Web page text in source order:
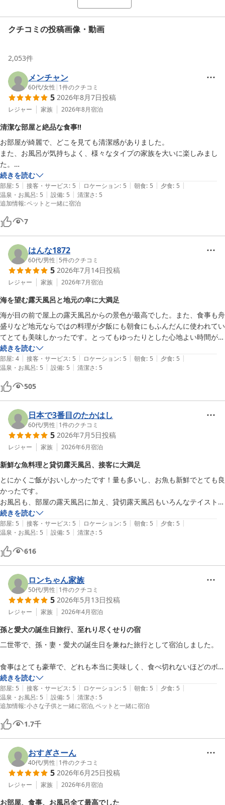
クチコミの投稿画像・動画
2,053件
メンチャン
60代/女性 | 1件のクチコミ
5 2026年8月7日投稿
レジャー 家族 2026年8月宿泊
清潔な部屋と絶品な食事‼️
お部屋が綺麗で、どこを見ても清潔感がありました。
また、お風呂が気持ちよく、様々なタイプの家族を大いに楽しみまし
た。
何よりも、食事が最高でした。何を食べても美味しい‼️
花火会場までバスで送迎してくださり、最前列で大きな花火を観ること
ができました。
最高に幸せなひと時でした。
続きを読む
部屋: 5 | 接客・サービス: 5 | ロケーション: 5 | 朝食: 5 | 夕食: 5 |
温泉・お風呂: 5 | 設備: 5 | 清潔さ: 5
追加情報:ペットと一緒に宿泊
7
はんな1872
60代/男性 | 5件のクチコミ
5 2026年7月14日投稿
レジャー 家族 2026年7月宿泊
海を望む露天風呂と地元の幸に大満足
海が目の前で屋上の露天風呂からの景色が最高でした。また、食事も舟
盛りなど地元ならではの料理が夕飯にも朝食にもふんだんに使われてい
てとても美味しかったです。とってもゆったりとした心地よい時間が過
ごせました。
続きを読む
部屋: 4 | 接客・サービス: 5 | ロケーション: 5 | 朝食: 5 | 夕食: 5 |
温泉・お風呂: 5 | 設備: 5 | 清潔さ: 5
505
日本で3番目のたかはし
60代/男性 | 1件のクチコミ
5 2026年7月5日投稿
レジャー 家族 2026年6月宿泊
新鮮な魚料理と貸切露天風呂、接客に大満足
とにかくご飯がおいしかったです！量も多いし、お魚も新鮮でとても良
かったです。
お風呂も、部屋の露天風呂に加え、貸切露天風呂もいろんなテイストの
ものがあり楽しかったです。
なにより、スタッフさんたちのホスピタリティがとても良かったです。
続きを読む
部屋: 5 | 接客・サービス: 5 | ロケーション: 5 | 朝食: 5 | 夕食: 5 |
温泉・お風呂: 5 | 設備: 5 | 清潔さ: 5
616
ロンちゃん家族
50代/男性 | 1件のクチコミ
5 2026年5月13日投稿
レジャー 家族 2026年4月宿泊
孫と愛犬の誕生日旅行、至れり尽くせりの宿
二世帯で、孫・妻・愛犬の誕生日を兼ねた旅行として宿泊しました。
食事はとても豪華で、どれも本当に美味しく、食べ切れないほどのボリ
ュームでした。申し訳ないと思いながらも、少し残してしまったほどで
す。
※次回は空腹で伺いたいと思います。
お部屋にはドリンクやアルコールが無料で用意されており、フロントに
はウェルカムドリンクのサービスもあって、至れり尽くせりのおもてな
客室露天風呂は温泉になっていて、とても気持ち良く、滞在中に3回も
入浴しました。
目の前には海が広がり、遊具もあったため、孫はとても楽しそうに遊ん
続きを読む
部屋: 5 | 接客・サービス: 5 | ロケーション: 5 | 朝食: 5 | 夕食: 5 |
温泉・お風呂: 5 | 設備: 5 | 清潔さ: 5
追加情報:小さな子供と一緒に宿泊 ペットと一緒に宿泊
1.7千
おすぎさーん
40代/男性 | 1件のクチコミ
5 2026年6月25日投稿
レジャー 家族 2026年6月宿泊
お部屋、食事、お風呂全て最高でした